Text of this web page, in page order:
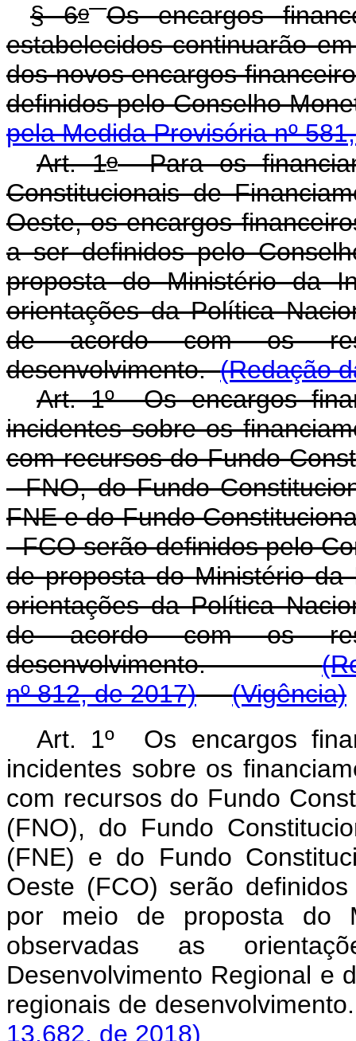
§ 6o
Os encargos
estabelecidos continuarão
dos novos encargos
definidos pelo Conselho
pela Medida Provisória nº
Art. 1oPara os
Constitucionais de
Oeste, os encargos
a ser definidos pelo
proposta do Ministério da
orientações da Política
de acordo com os
desenvolvimento.(Redação
Art. 1º Os encargos
incidentes sobre os
com recursos do Fundo
- FNO, do Fundo
FNE e do Fundo
- FCO serão definidos pelo
de proposta do Ministério da
orientações da Política
de acordo com os
desenvolvimento.
nº 812, de 2017)
(Vigência)
Art. 1º Os encargos
incidentes sobre os
com recursos do Fundo
(FNO), do Fundo
(FNE) e do Fundo
Oeste (FCO) serão
por meio de proposta do
observadas as
Desenvolvimento Regional e
regionais de
13.682, de 2018)